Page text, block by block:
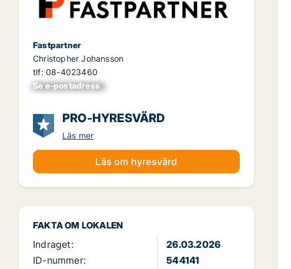
Fastpartner
Christopher Johansson
tlf: 08-4023460
Se e-postadress
xxxxxxxxxxxxxxx
PRO-HYRESVÄRD
Läs mer
Läs om hyresvärd
FAKTA OM LOKALEN
Indraget:
26.03.2026
ID-nummer:
544141